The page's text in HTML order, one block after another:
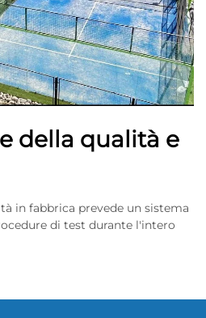
della qualità e
in fabbrica prevede un sistema
di test durante l'intero